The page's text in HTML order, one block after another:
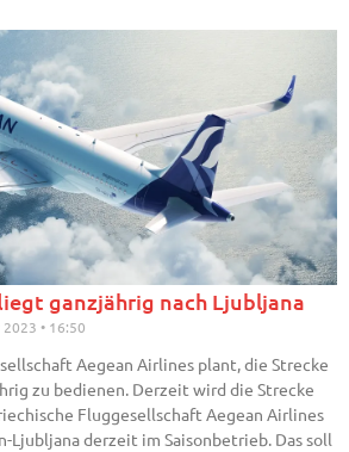
ganzjährig nach Ljubljana
2023 16:50
Aegean Airlines plant, die Strecke
zu bedienen. Derzeit wird die Strecke
Fluggesellschaft Aegean Airlines
Ljubljana derzeit im Saisonbetrieb. Das soll